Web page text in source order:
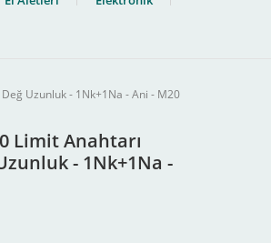
Uzunluk - 1Nk+1Na - Ani - M20
Limit Anahtarı
- 1Nk+1Na -